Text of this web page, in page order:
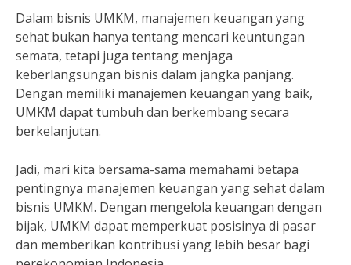
Dalam bisnis UMKM, manajemen keuangan yang
sehat bukan hanya tentang mencari keuntungan
semata, tetapi juga tentang menjaga
keberlangsungan bisnis dalam jangka panjang.
Dengan memiliki manajemen keuangan yang baik,
UMKM dapat tumbuh dan berkembang secara
berkelanjutan.
Jadi, mari kita bersama-sama memahami betapa
pentingnya manajemen keuangan yang sehat dalam
bisnis UMKM. Dengan mengelola keuangan dengan
bijak, UMKM dapat memperkuat posisinya di pasar
dan memberikan kontribusi yang lebih besar bagi